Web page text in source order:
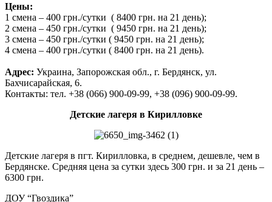
Цены:
1 смена – 400 грн./сутки ( 8400 грн. на 21 день);
2 смена – 450 грн./сутки ( 9450 грн. на 21 день);
3 смена – 450 грн./сутки ( 9450 грн. на 21 день);
4 смена – 400 грн./сутки ( 8400 грн. на 21 день).
Адрес: Украина, Запорожская обл., г. Бердянск, ул.
Бахчисарайская, 6.
Контакты: тел. +38 (066) 900-09-99, +38 (096) 900-09-99.
Детские лагеря в Кирилловке
Детские лагеря в пгт. Кирилловка, в среднем, дешевле, чем в
Бердянске. Средняя цена за сутки здесь 300 грн. и за 21 день –
6300 грн.
ДОУ “Гвоздика”